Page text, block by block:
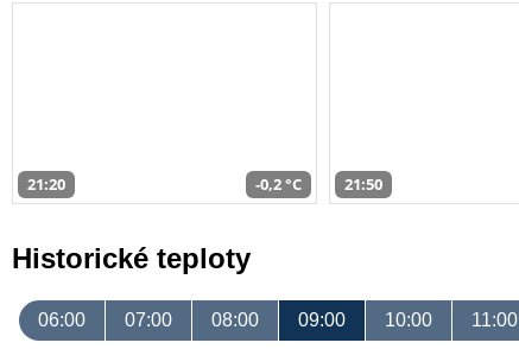
21:20 -0,2 °C 21:50
Historické teploty
06:00 07:00 08:00 09:00 10:00 11:00